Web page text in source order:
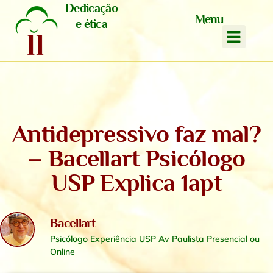
Dedicação
e ética
Menu
Antidepressivo faz mal?
– Bacellart Psicólogo
USP Explica 1apt
Bacellart
Psicólogo Experiência USP Av Paulista Presencial ou
Online